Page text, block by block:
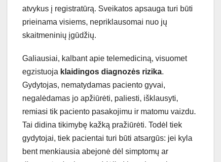
atvykus į registratūrą. Sveikatos apsauga turi būti
prieinama visiems, nepriklausomai nuo jų
skaitmeninių įgūdžių.
Galiausiai, kalbant apie telemediciną, visuomet
egzistuoja klaidingos diagnozės rizika.
Gydytojas, nematydamas paciento gyvai,
negalėdamas jo apžiūrėti, paliesti, išklausyti,
remiasi tik paciento pasakojimu ir matomu vaizdu.
Tai didina tikimybę kažką pražiūrėti. Todėl tiek
gydytojai, tiek pacientai turi būti atsargūs: jei kyla
bent menkiausia abejonė dėl simptomų ar